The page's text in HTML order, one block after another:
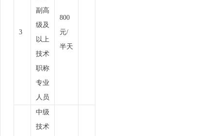
3
副高
级及
以上
技术
职称
专业
人员
800
元/
半天
中级
技术